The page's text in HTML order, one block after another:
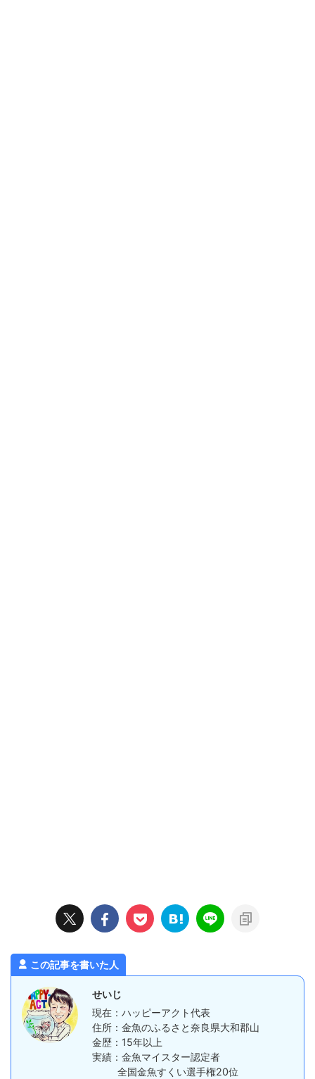
この記事を書いた人
せいじ
現在：ハッピーアクト代表
住所：金魚のふるさと奈良県大和郡山
金歴：15年以上
実績：金魚マイスター認定者
全国金魚すくい選手権20位